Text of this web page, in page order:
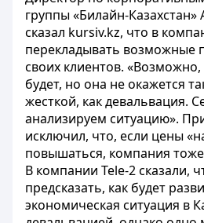
группы «Билайн-Казахстан»
сказал kursiv.kz, что в
перекладывать возможные
своих клиентов. «Возможно,
будет, но она не окажется
жесткой, как девальвация.
анализируем ситуацию».
исключил, что, если цены
повышаться, компания
В компании Tele-2 сказали,
предсказать, как будет
экономическая ситуация в